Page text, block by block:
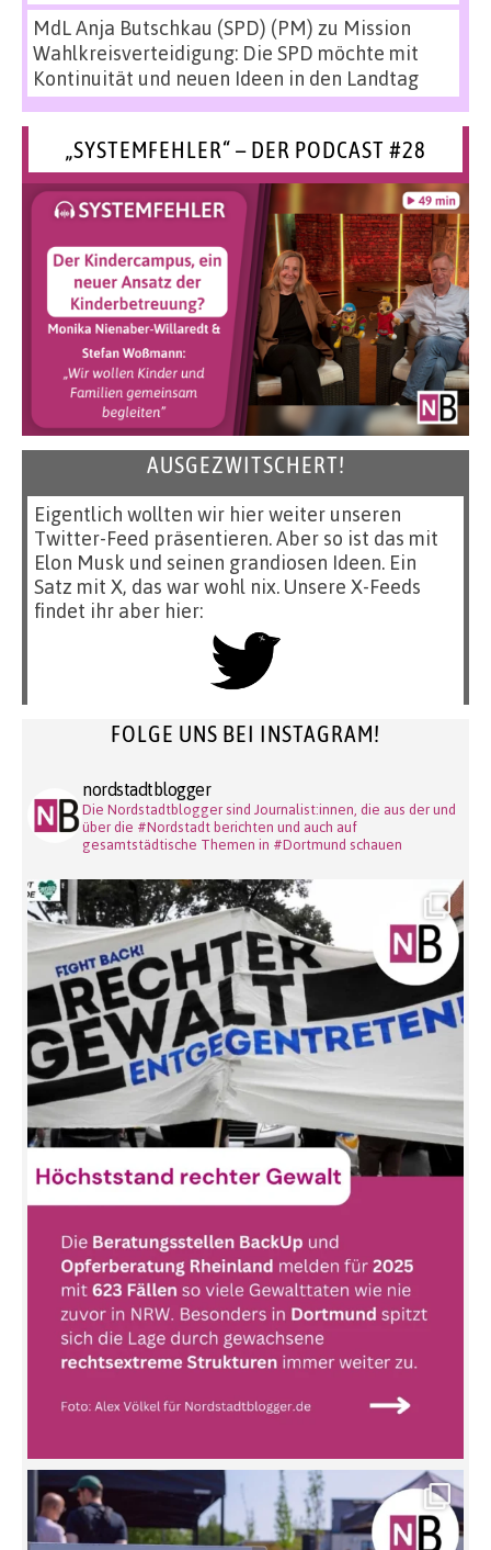
MdL Anja Butschkau (SPD) (PM) zu Mission
Wahlkreisverteidigung: Die SPD möchte mit
Kontinuität und neuen Ideen in den Landtag
„SYSTEMFEHLER“ – DER PODCAST #28
AUSGEZWITSCHERT!
Eigentlich wollten wir hier weiter unseren
Twitter-Feed präsentieren. Aber so ist das mit
Elon Musk und seinen grandiosen Ideen. Ein
Satz mit X, das war wohl nix. Unsere X-Feeds
findet ihr aber hier:
FOLGE UNS BEI INSTAGRAM!
nordstadtblogger
Die Nordstadtblogger sind Journalist:innen, die aus der und
über die #Nordstadt berichten und auch auf
gesamtstädtische Themen in #Dortmund schauen